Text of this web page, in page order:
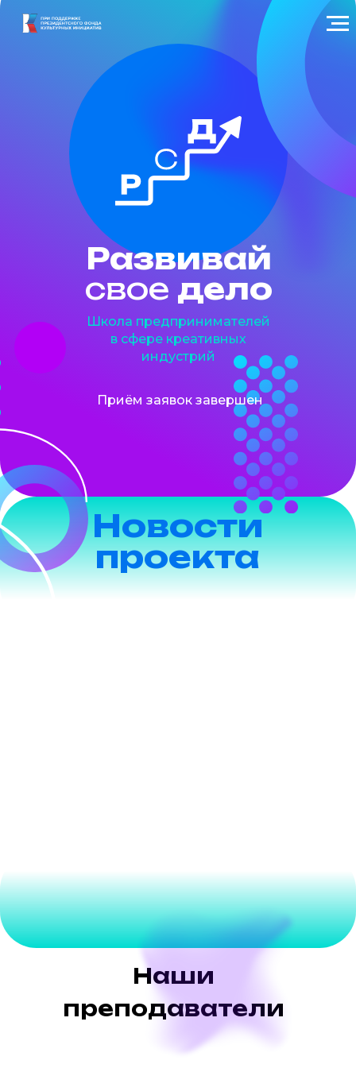
Школа предпринимателей
в сфере креативных
индустрий
Развивай
свое дело
Приём заявок завершен
Новости
проекта
Наши
преподаватели